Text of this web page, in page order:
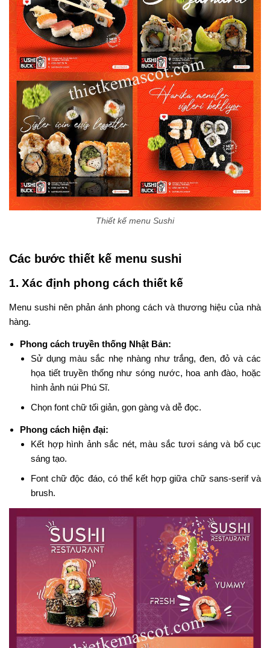
Thiết kế menu Sushi
Các bước thiết kế menu sushi
1. Xác định phong cách thiết kế
Menu sushi nên phản ánh phong cách và thương hiệu của nhà
hàng.
Phong cách truyền thống Nhật Bản:
Sử dụng màu sắc nhẹ nhàng như trắng, đen, đỏ và các
họa tiết truyền thống như sóng nước, hoa anh đào, hoặc
hình ảnh núi Phú Sĩ.
Chọn font chữ tối giản, gọn gàng và dễ đọc.
Phong cách hiện đại:
Kết hợp hình ảnh sắc nét, màu sắc tươi sáng và bố cục
sáng tạo.
Font chữ độc đáo, có thể kết hợp giữa chữ sans-serif và
brush.